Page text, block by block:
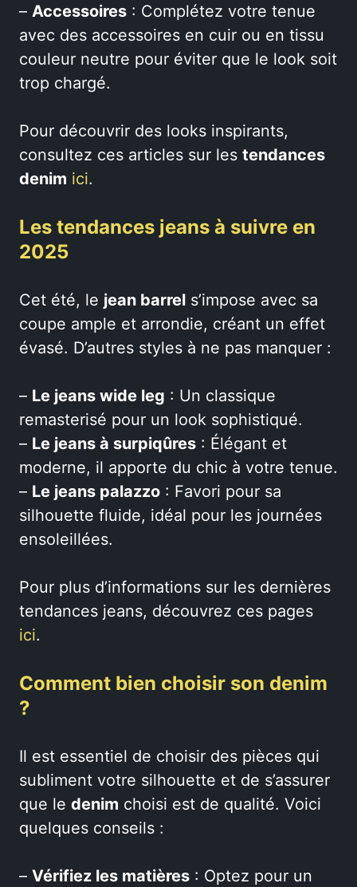
– Accessoires : Complétez votre tenue
avec des accessoires en cuir ou en tissu
couleur neutre pour éviter que le look soit
trop chargé.
Pour découvrir des looks inspirants,
consultez ces articles sur les tendances
denim ici.
Les tendances jeans à suivre en
2025
Cet été, le jean barrel s’impose avec sa
coupe ample et arrondie, créant un effet
évasé. D’autres styles à ne pas manquer :
– Le jeans wide leg : Un classique
remasterisé pour un look sophistiqué.
– Le jeans à surpiqûres : Élégant et
moderne, il apporte du chic à votre tenue.
– Le jeans palazzo : Favori pour sa
silhouette fluide, idéal pour les journées
ensoleillées.
Pour plus d’informations sur les dernières
tendances jeans, découvrez ces pages
ici.
Comment bien choisir son denim
?
Il est essentiel de choisir des pièces qui
subliment votre silhouette et de s’assurer
que le denim choisi est de qualité. Voici
quelques conseils :
– Vérifiez les matières : Optez pour un